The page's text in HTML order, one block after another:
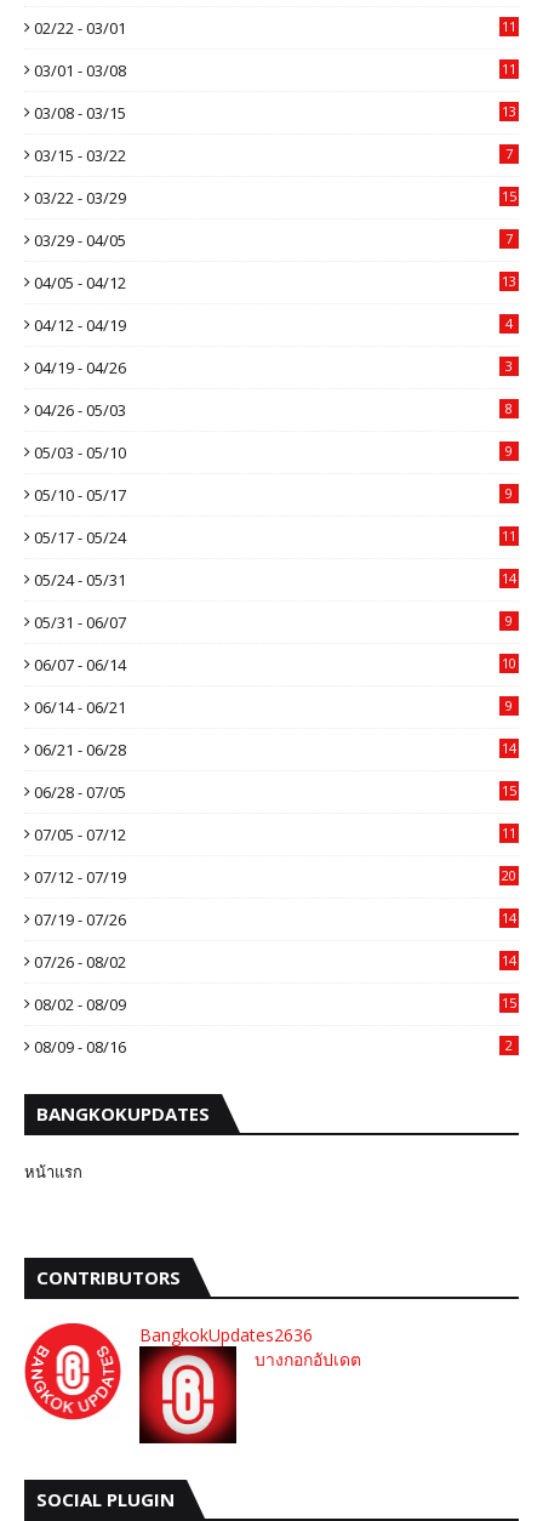
02/22 - 03/01 11
03/01 - 03/08 11
03/08 - 03/15 13
03/15 - 03/22 7
03/22 - 03/29 15
03/29 - 04/05 7
04/05 - 04/12 13
04/12 - 04/19 4
04/19 - 04/26 3
04/26 - 05/03 8
05/03 - 05/10 9
05/10 - 05/17 9
05/17 - 05/24 11
05/24 - 05/31 14
05/31 - 06/07 9
06/07 - 06/14 10
06/14 - 06/21 9
06/21 - 06/28 14
06/28 - 07/05 15
07/05 - 07/12 11
07/12 - 07/19 20
07/19 - 07/26 14
07/26 - 08/02 14
08/02 - 08/09 15
08/09 - 08/16 2
BANGKOKUPDATES
หน้าแรก
CONTRIBUTORS
BangkokUpdates2636
บางกอกอัปเดต
SOCIAL PLUGIN